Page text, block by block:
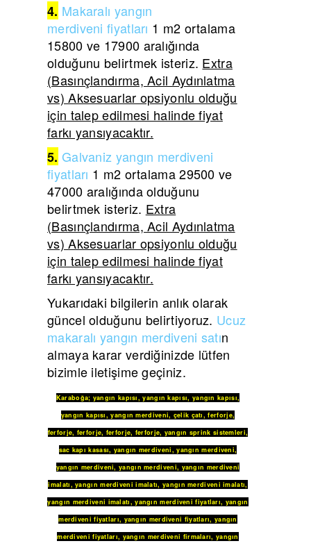
4. Makaralı yangın
merdivenifiyatları 1 m2 ortalama
15800 ve 17900 aralığında
olduğunu belirtmek isteriz. Extra
(Basınçlandırma, Acil Aydınlatma
vs) Aksesuarlar opsiyonlu olduğu
için talep edilmesi halinde fiyat
farkı yansıyacaktır.
5. Galvaniz yangın merdiveni
fiyatları 1 m2 ortalama 29500 ve
47000 aralığında olduğunu
belirtmek isteriz. Extra
(Basınçlandırma, Acil Aydınlatma
vs) Aksesuarlar opsiyonlu olduğu
için talep edilmesi halinde fiyat
farkı yansıyacaktır.
Yukarıdaki bilgilerin anlık olarak
güncel olduğunu belirtiyoruz. Ucuz
makaralı yangın merdiveni satın
almaya karar verdiğinizde lütfen
bizimle iletişime geçiniz.
Karaboğa; yangın kapısı,yangın kapısı, yangın kapısı,
yangın kapısı,yangın merdiveni, çelik çatı,ferforje,
ferforje, ferforje, ferforje, ferforje, yangın sprink sistemleri,
sac kapı kasası, yangın merdiveni,yangın merdiveni,
yangın merdiveni,yangın merdiveni, yangın merdiveni
imalatı,yangın merdiveni imalatı, yangın merdiveni imalatı,
yangın merdiveni imalatı,yangın merdiveni fiyatları, yangın
merdiveni fiyatları, yangın merdiveni fiyatları, yangın
merdiveni fiyatları, yangın merdiveni firmaları, yangın